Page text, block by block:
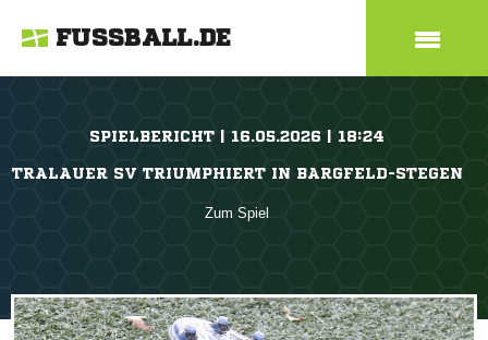
FUSSBALL.DE
SPIELBERICHT | 16.05.2026 | 18:24
TRALAUER SV TRIUMPHIERT IN BARGFELD-STEGEN
Zum Spiel